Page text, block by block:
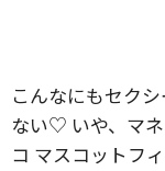
こんなにもセク
ない♡ いや、マ
コ マスコットフ